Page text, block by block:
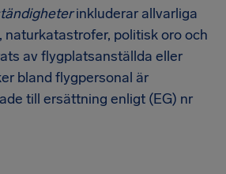
inkluderar allvarliga
naturkatastrofer, politisk oro och
av flygplatsanställda eller
bland flygpersonal är
till ersättning enligt (EG) nr